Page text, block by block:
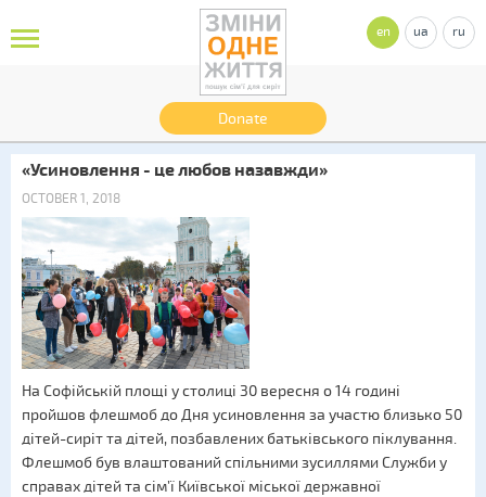
Donate
en ua ru
«Усиновлення - це любов назавжди»
OCTOBER 1, 2018
На Софійській площі у столиці 30 вересня о 14 годині
пройшов флешмоб до Дня усиновлення за участю близько 50
дітей-сиріт та дітей, позбавлених батьківського піклування.
Флешмоб був влаштований спільними зусиллями Служби у
справах дітей та сім’ї Київської міської державної